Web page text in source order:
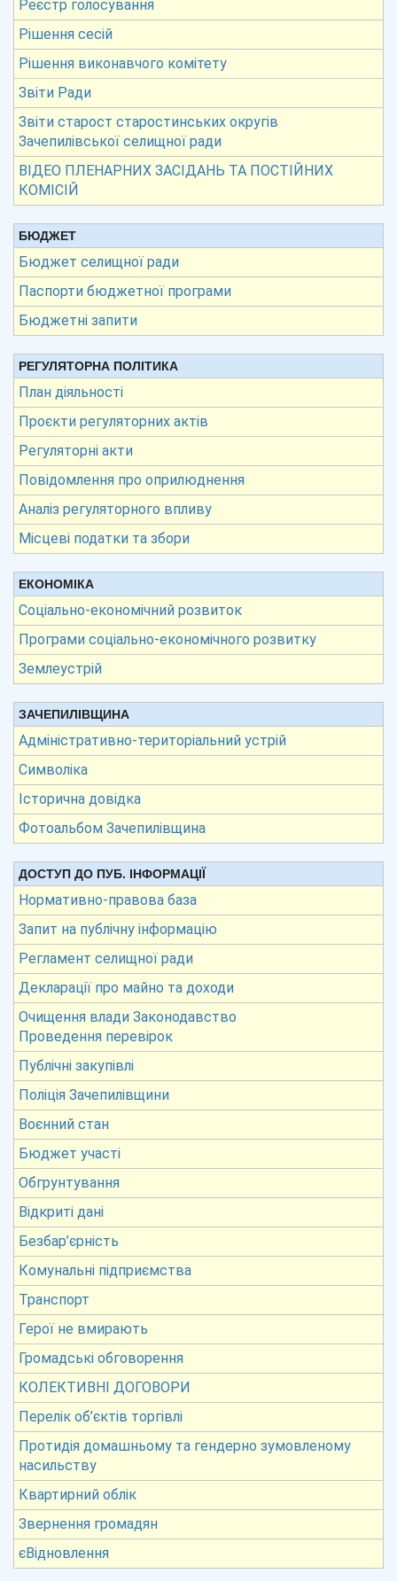
Реєстр голосування
Рішення сесій
Рішення виконавчого комітету
Звіти Ради
Звіти старост старостинських округів
Зачепилівської селищної ради
ВІДЕО ПЛЕНАРНИХ ЗАСІДАНЬ ТА ПОСТІЙНИХ
КОМІСІЙ
БЮДЖЕТ
Бюджет селищної ради
Паспорти бюджетної програми
Бюджетні запити
РЕГУЛЯТОРНА ПОЛІТИКА
План діяльності
Проєкти регуляторних актів
Регуляторні акти
Повідомлення про оприлюднення
Аналіз регуляторного впливу
Місцеві податки та збори
ЕКОНОМІКА
Соціально-економічний розвиток
Програми соціально-економічного розвитку
Землеустрій
ЗАЧЕПИЛІВЩИНА
Адміністративно-територіальний устрій
Символіка
Історична довідка
Фотоальбом Зачепилівщина
ДОСТУП ДО ПУБ. ІНФОРМАЦІЇ
Нормативно-правова база
Запит на публічну інформацію
Регламент селищної ради
Декларації про майно та доходи
Очищення влади Законодавство
Проведення перевірок
Публічні закупівлі
Поліція Зачепилівщини
Воєнний стан
Бюджет участі
Обгрунтування
Відкриті дані
Безбар’єрність
Комунальні підприємства
Транспорт
Герої не вмирають
Громадські обговорення
КОЛЕКТИВНІ ДОГОВОРИ
Перелік об’єктів торгівлі
Протидія домашньому та гендерно зумовленому
насильству
Квартирний облік
Звернення громадян
єВідновлення